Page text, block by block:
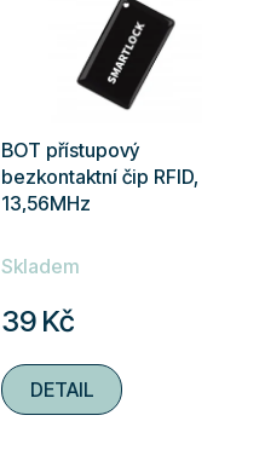
BOT přístupový
bezkontaktní čip RFID,
13,56MHz
hodnocení
produktu
je
5,0
z
Skladem
39 Kč
DETAIL